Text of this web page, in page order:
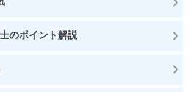
のポイント解説